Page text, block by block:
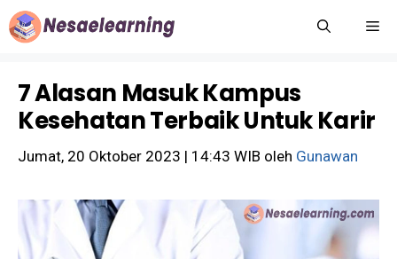
Langsung
ke
7 Alasan Masuk Kampus
Kesehatan Terbaik Untuk Karir
Jumat, 20 Oktober 2023 | 14:43 WIB oleh Gunawan